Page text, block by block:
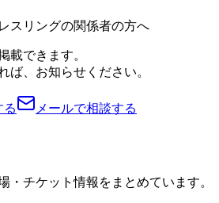
スリングの関係者の方へ
載できます。
ば、お知らせください。
る メールで相談する
・チケット情報をまとめています。